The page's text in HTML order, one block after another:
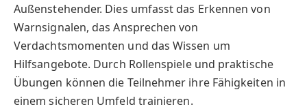
Außenstehender. Dies umfasst das Erkennen von
Warnsignalen, das Ansprechen von
Verdachtsmomenten und das Wissen um
Hilfsangebote. Durch Rollenspiele und praktische
Übungen können die Teilnehmer ihre Fähigkeiten in
einem sicheren Umfeld trainieren.